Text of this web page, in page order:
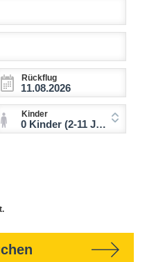
Rückflug
Kinder
0 Kinder (2-11 Jahre)